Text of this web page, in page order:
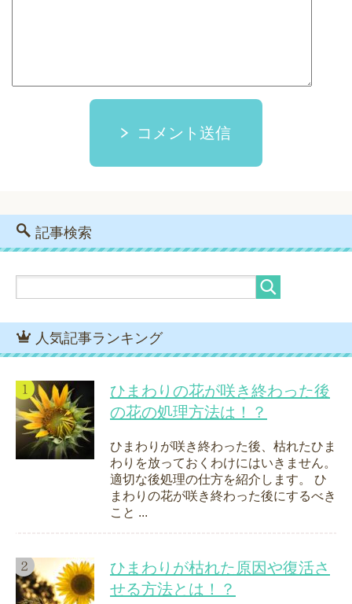
コメント送信
記事検索
人気記事ランキング
ひまわりの花が咲き終わった後
の花の処理方法は！？
ひまわりが咲き終わった後、枯れたひま
わりを放っておくわけにはいきません。
適切な後処理の仕方を紹介します。 ひ
まわりの花が咲き終わった後にするべき
こと ...
ひまわりが枯れた原因や復活さ
せる方法とは！？